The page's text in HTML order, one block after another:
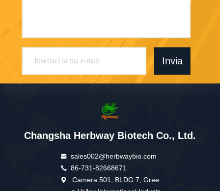
Invia
Changsha Herbway Biotech Co., Ltd.
sales002@herbwaybio.com
86-731-82668671
Camera 501, BLDG 7, Gree